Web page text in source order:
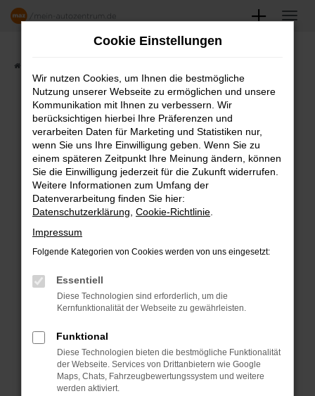
Zum
FAHRZEUGSHOWROOM
Fehler: Network Error
Beim Laden ist ein Fehler aufgetreten.
Hier sind ein paar Tipps, die dir helfen können:
Überprüfe deine Firewall und deine
Laden andere Webseiten, zum Beispiel
deine Suchmaschine?
Manche Erweiterungen, wie Werbeblocker,
können das Laden bestimmter Seiten
verhindern. Funktioniert die Seite in einem
anderen Browser oder in einem privaten
Cookie Einstellungen
Wir nutzen Cookies, um Ihnen die bestmögliche
Nutzung unserer Webseite zu ermöglichen und unsere
Kommunikation mit Ihnen zu verbessern. Wir
berücksichtigen hierbei Ihre Präferenzen und
verarbeiten Daten für Marketing und Statistiken nur,
wenn Sie uns Ihre Einwilligung geben. Wenn Sie zu
einem späteren Zeitpunkt Ihre Meinung ändern, können
Sie die Einwilligung jederzeit für die Zukunft widerrufen.
Weitere Informationen zum Umfang der
Datenverarbeitung finden Sie hier:
Datenschutzerklärung Cookie-Richtlinie
Impressum
Folgende Kategorien von Cookies werden von uns eingesetzt:
Essentiell
Diese Technologien sind erforderlich, um die
Kernfunktionalität der Webseite zu gewährleisten.
Funktional
Diese Technologien bieten die bestmögliche Funktionalität
der Webseite. Services von Drittanbietern wie Google
Maps, Chats, Fahrzeugbewertungssystem und weitere
werden aktiviert.